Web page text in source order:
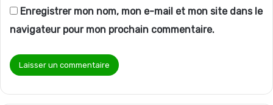
Enregistrer mon nom, mon e-mail et mon site dans le
navigateur pour mon prochain commentaire.